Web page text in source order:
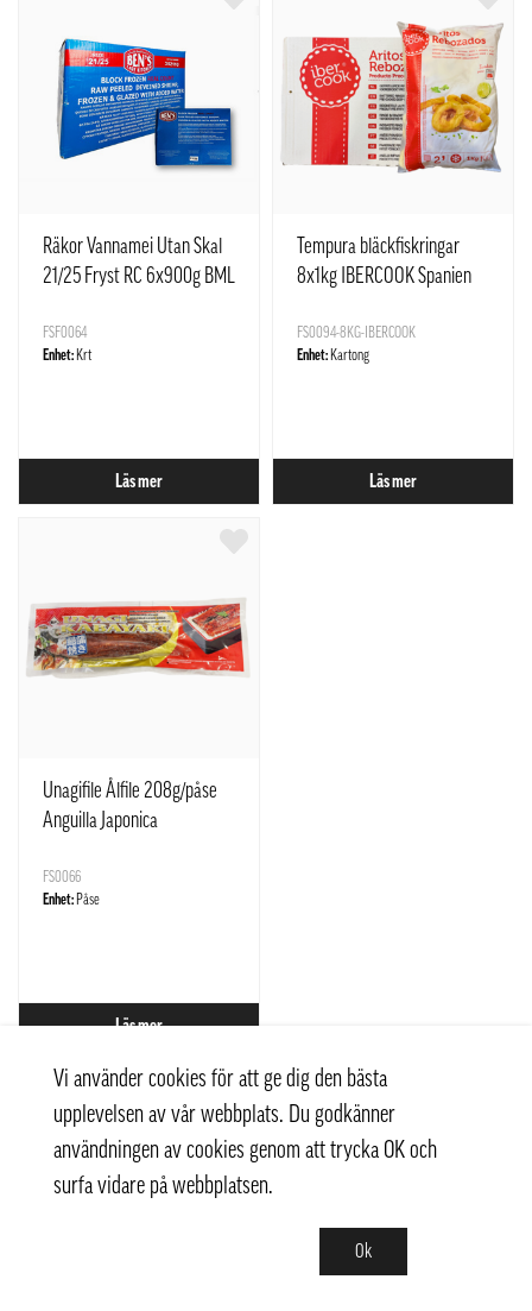
Räkor Vannamei Utan Skal
21/25 Fryst RC 6x900g BML
FSF0064
Enhet: Krt
Läs mer
Tempura bläckfiskringar
8x1kg IBERCOOK Spanien
FS0094-8KG-IBERCOOK
Enhet: Kartong
Läs mer
Unagifile Ålfile 208g/påse
Anguilla Japonica
FS0066
Enhet: Påse
Läs mer
Vi använder cookies för att ge dig den bästa
upplevelsen av vår webbplats. Du godkänner
användningen av cookies genom att trycka OK och
surfa vidare på webbplatsen.
Ok